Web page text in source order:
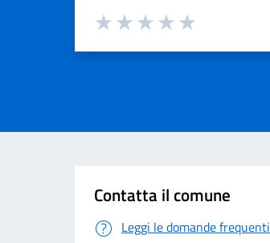
Contatta il comune
Leggi le domande frequenti